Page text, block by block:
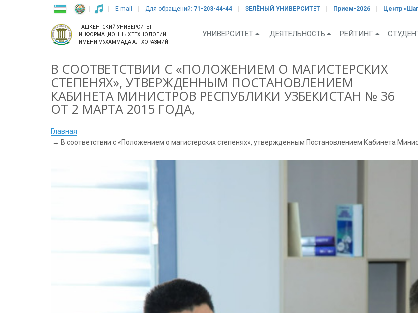
E-mail Для обращений: 71-203-44-44 ЗЕЛЁНЫЙ УНИВЕРСИТЕТ Прием-2026 Центр
ТАШКЕНТСКИЙ УНИВЕРСИТЕТ
ИНФОРМАЦИОННЫХ ТЕХНОЛОГИЙ
ИМЕНИ МУХАММАДА АЛ-ХОРАЗМИЙ
УНИВЕРСИТЕТ ДЕЯТЕЛЬНОСТЬ РЕЙТИНГ
В СООТВЕТСТВИИ С «ПОЛОЖЕНИЕМ О МАГИСТЕРСКИХ
СТЕПЕНЯХ», УТВЕРЖДЕННЫМ ПОСТАНОВЛЕНИЕМ
КАБИНЕТА МИНИСТРОВ РЕСПУБЛИКИ УЗБЕКИСТАН № 36
ОТ 2 МАРТА 2015 ГОДА,
Главная
В соответствии с «Положением о магистерских степенях», утвержденным Постановлением Кабинета